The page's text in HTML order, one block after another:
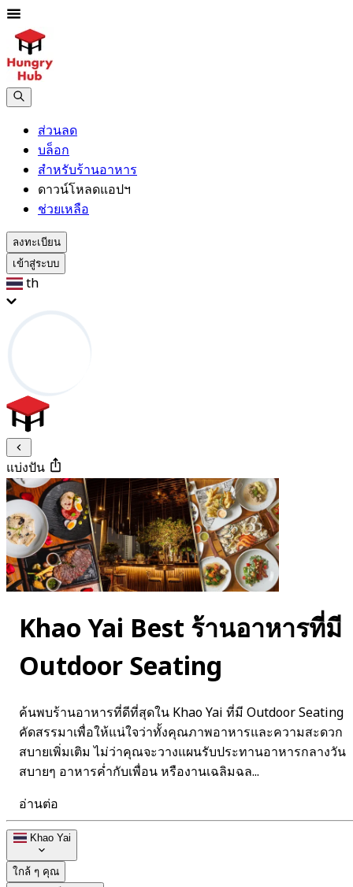
ส่วนลด
บล็อก
สำหรับร้านอาหาร
ดาวน์โหลดแอปฯ
ช่วยเหลือ
ลงทะเบียน
เข้าสู่ระบบ
th
แบ่งปัน
Khao Yai Best ร้านอาหารที่มี
Outdoor Seating
ค้นพบร้านอาหารที่ดีที่สุดใน Khao Yai ที่มี Outdoor Seating
คัดสรรมาเพื่อให้แน่ใจว่าทั้งคุณภาพอาหารและความสะดวก
สบายเพิ่มเติม ไม่ว่าคุณจะวางแผนรับประทานอาหารกลางวัน
สบายๆ อาหารค่ำกับเพื่อน หรืองานเฉลิมฉล...
อ่านต่อ
Khao Yai
ใกล้ ๆ คุณ